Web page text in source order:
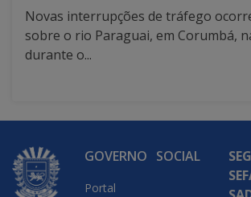
Novas interrupções de tráfego
sobre o rio Paraguai, em Corumbá,
durante o...
GOVERNO
Portal
SOCIAL